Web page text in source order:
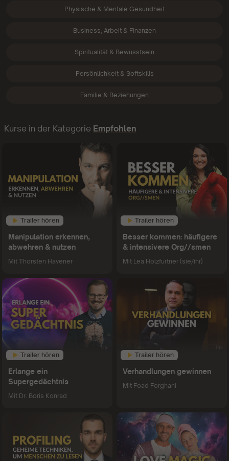
Physische & Mentale Gesundheit
Business, Arbeit & Finanzen
Spiritualität & Bewusstsein
Persönlichkeit & Softskills
Familie & Beziehungen
Kurse in der Kategorie Empfohlen
Trailer hören
Manipulation erkennen,
abwehren & nutzen
Mit Thorsten Havener
Trailer hören
Besser kommen: häufigere
& intensivere Org//smen
Mit Lea Holzfurtner (sie/ihr)
Trailer hören
Erlange ein
Supergedächtnis
Mit Dr. Boris Konrad
Trailer hören
Verhandlungen gewinnen
Mit Foad Forghani